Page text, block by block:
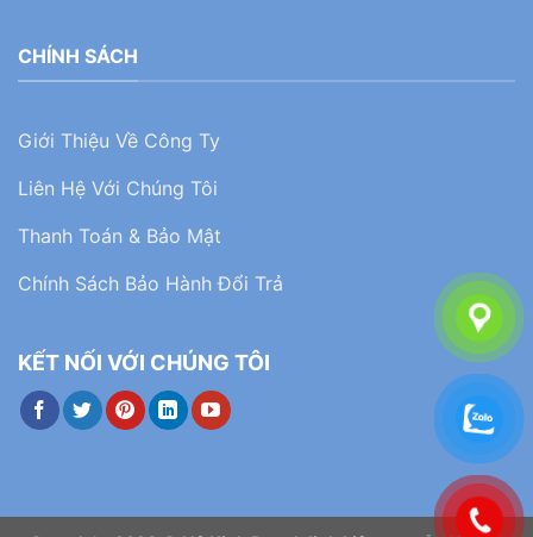
CHÍNH SÁCH
Giới Thiệu Về Công Ty
Liên Hệ Với Chúng Tôi
Thanh Toán & Bảo Mật
Chính Sách Bảo Hành Đổi Trả
KẾT NỐI VỚI CHÚNG TÔI